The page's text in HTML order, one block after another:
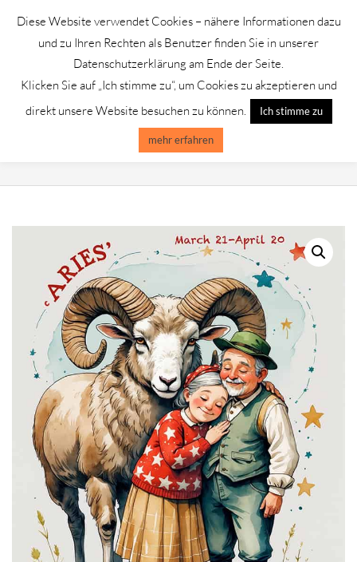
content GALERIE CHROMIK
Primary
Navigation
STERNZEICHEN WIDDER
Diese Website verwendet Cookies – nähere Informationen dazu
und zu Ihren Rechten als Benutzer finden Sie in unserer
Datenschutzerklärung am Ende der Seite.
Klicken Sie auf „Ich stimme zu“, um Cookies zu akzeptieren und
direkt unsere Website besuchen zu können.
Ich stimme zu
mehr erfahren